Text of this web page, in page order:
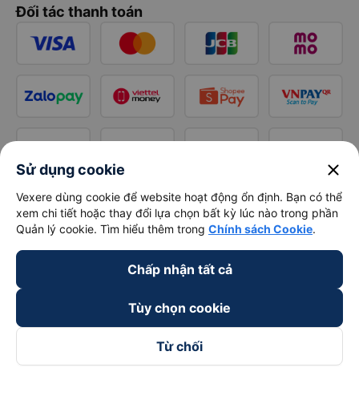
Đối tác thanh toán
Sử dụng cookie close
Vexere dùng cookie để website hoạt động ổn định. Bạn có thể
xem chi tiết hoặc thay đổi lựa chọn bất kỳ lúc nào trong phần
Quản lý cookie. Tìm hiểu thêm trong Chính sách Cookie.
Chấp nhận tất cả
Tùy chọn cookie
Từ chối